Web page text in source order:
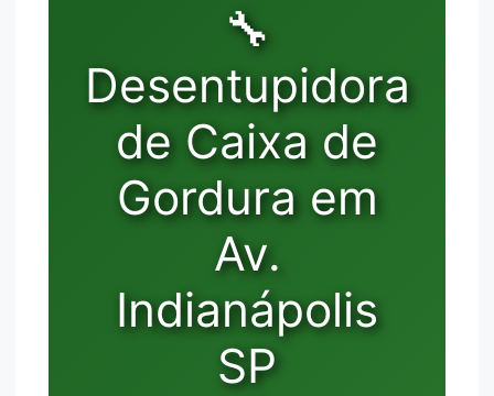
🔧
Desentupidora
de Caixa de
Gordura em
Av.
Indianápolis
SP